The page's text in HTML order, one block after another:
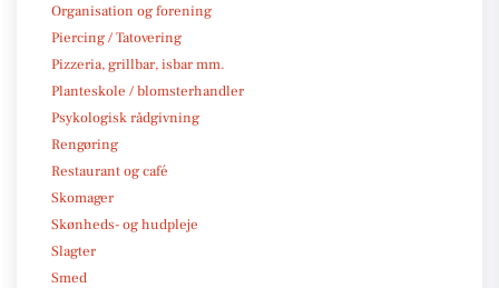
Organisation og forening
Piercing / Tatovering
Pizzeria, grillbar, isbar mm.
Planteskole / blomsterhandler
Psykologisk rådgivning
Rengøring
Restaurant og café
Skomager
Skønheds- og hudpleje
Slagter
Smed